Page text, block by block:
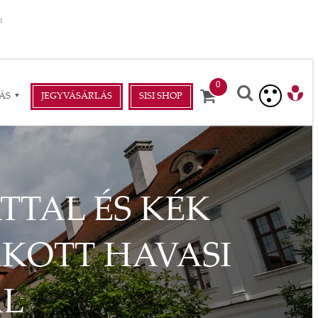
JEGYVÁSÁRLÁS SISI SHOP
ÉS KÉK
HAVASI